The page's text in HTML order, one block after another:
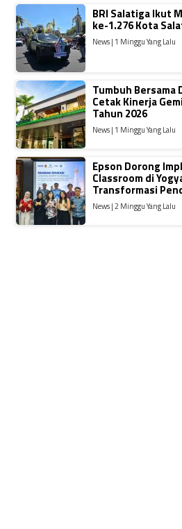
BRI Salatiga Ikut
ke-1.276 Kota
News | 1 Minggu Yang Lalu
Tumbuh Bersama
Cetak Kinerja
Tahun 2026
News | 1 Minggu Yang Lalu
Epson Dorong
Classroom di
Transformasi
News | 2 Minggu Yang Lalu